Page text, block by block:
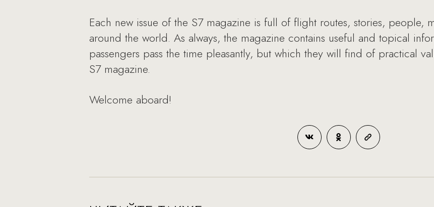
Each new issue of the S7 magazine is full of flight routes, stories, people,
around the world. As always, the magazine contains useful and topical
passengers pass the time pleasantly, but which they will find of practical
S7 magazine.
Welcome aboard!